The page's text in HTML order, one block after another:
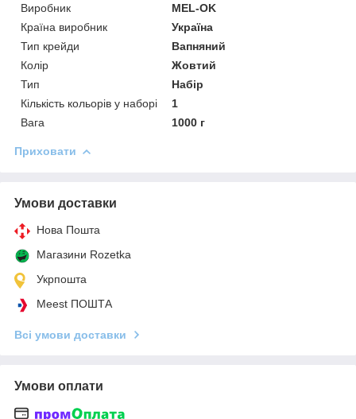
Виробник
MEL-OK
Країна виробник
Україна
Тип крейди
Вапняний
Колір
Жовтий
Тип
Набір
Кількість кольорів у наборі
1
Вага
1000 г
Приховати
Умови доставки
Нова Пошта
Магазини Rozetka
Укрпошта
Meest ПОШТА
Всі умови доставки
Умови оплати